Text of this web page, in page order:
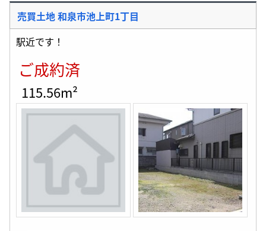
売買土地 和泉市池上町1丁目
駅近です！
ご成約済
115.56m²